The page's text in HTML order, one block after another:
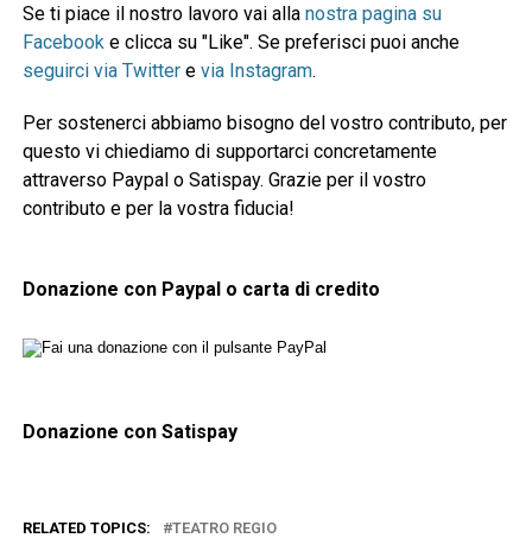
Se ti piace il nostro lavoro vai alla nostra pagina su
Facebooke clicca su "Like". Se preferisci puoi anche
seguirci via Twittere via Instagram.
Per sostenerci abbiamo bisogno del vostro contributo, per
questo vi chiediamo di supportarci concretamente
attraverso Paypal o Satispay. Grazie per il vostro
contributo e per la vostra fiducia!
Donazione con Paypal o carta di credito
Donazione con Satispay
RELATED TOPICS: TEATRO REGIO